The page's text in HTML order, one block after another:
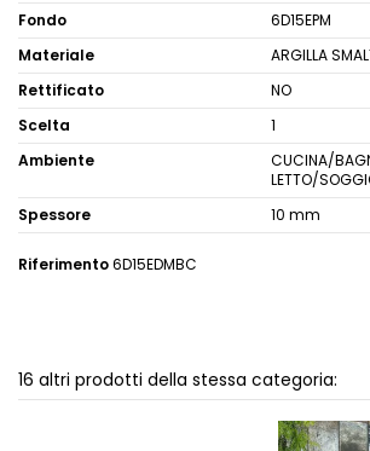
Fondo
6D15EPM
Materiale
ARGILLA
Rettificato
NO
Scelta
1
Ambiente
CUCINA/
LETTO/
Spessore
10 mm
Riferimento6D15EDMBC
16 altri prodotti della stessa categoria: